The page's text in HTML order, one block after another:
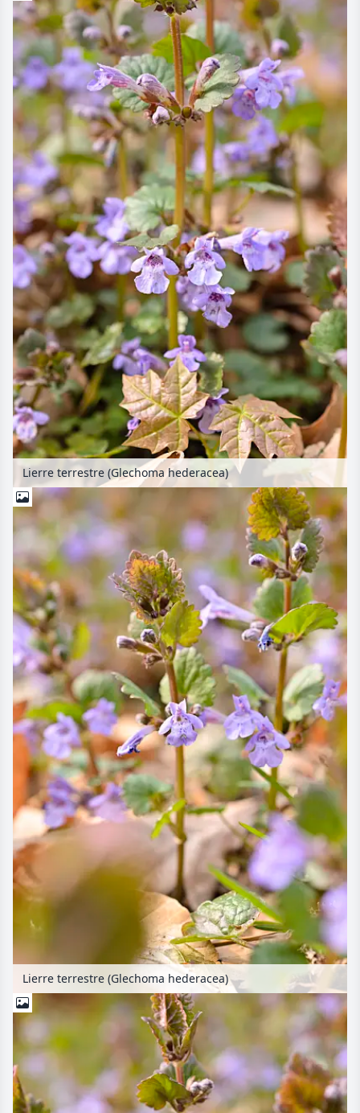
Lierre terrestre (Glechoma hederacea)
Lierre terrestre (Glechoma hederacea)